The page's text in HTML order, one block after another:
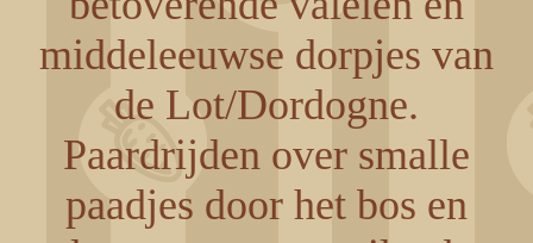
middeleeuwse dorpjes van
de Lot/Dordogne.
Paardrijden over smalle
paadjes door het bos en